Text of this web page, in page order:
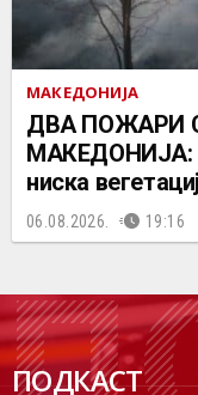
МАКЕДОНИЈА
ДВА ПОЖАРИ
МАКЕДОНИЈА:
ниска
06.08.2026. 19:16
ПОДКАСТ